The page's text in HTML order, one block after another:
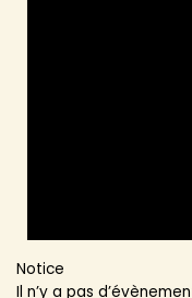
Notice
Il n’y a pas